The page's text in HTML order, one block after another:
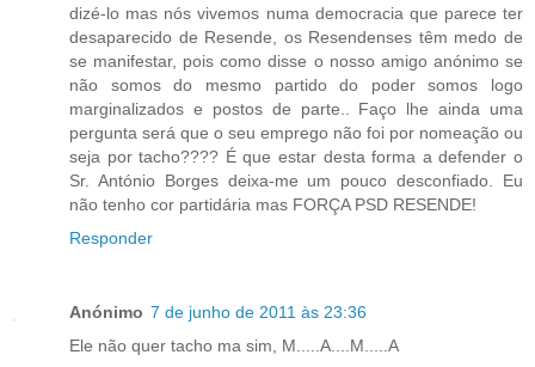
dizé-lo mas nós vivemos numa democracia que parece ter
desaparecido de Resende, os Resendenses têm medo de
se manifestar, pois como disse o nosso amigo anónimo se
não somos do mesmo partido do poder somos logo
marginalizados e postos de parte.. Faço lhe ainda uma
pergunta será que o seu emprego não foi por nomeação ou
seja por tacho???? É que estar desta forma a defender o
Sr. António Borges deixa-me um pouco desconfiado. Eu
não tenho cor partidária mas FORÇA PSD RESENDE!
Responder
Anónimo 7 de junho de 2011 às 23:36
Ele não quer tacho ma sim, M.....A....M.....A